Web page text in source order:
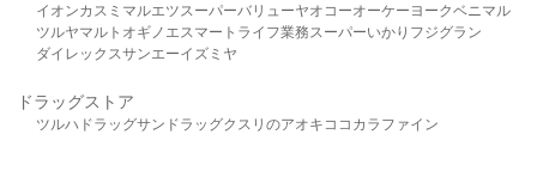
イオンカスミ マルエツスーパーバリューヤオコーオーケー ヨークベニマル
ツルヤマルト オギノ エスマート ライフ業務スーパーいかり フジグラン
ダイレックスサンエーイズミヤ
ドラッグストア
ツルハドラッグサンドラッグクスリのアオキ ココカラファイン